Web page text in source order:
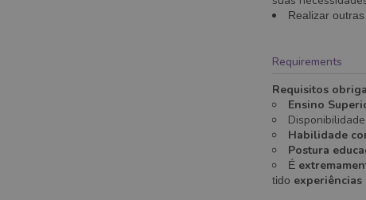
Realizar
Requirements
Requisitos
Ensino
Habilidade
Postura
É
tido